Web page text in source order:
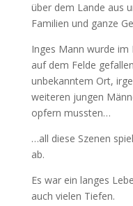
über dem Lande aus
Familien und ganze
Inges Mann wurde im
auf dem Felde
unbekanntem Ort,
weiteren jungen
opfern mussten…
…all diese Szenen
ab.
Es war ein langes
auch vielen Tiefen.